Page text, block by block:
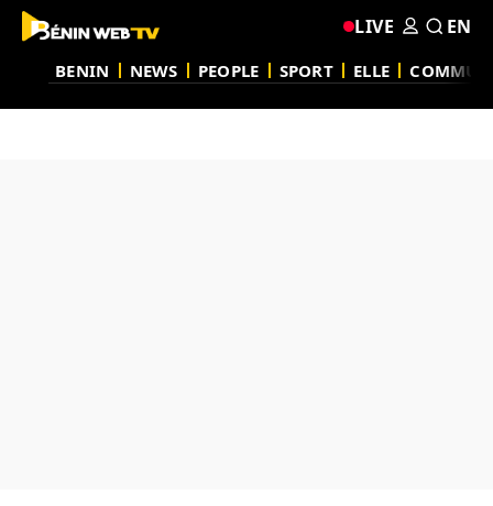
BENIN NEWS PEOPLE SPORT ELLE
LIVE EN